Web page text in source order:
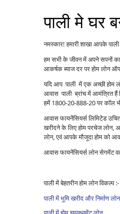
पाली मे घर
नमस्कार! हमारी शाखा आपके
हम सभी के जीवन में अपने सपनों
आकर्षक ब्याज दर पर होम लोन
यदि आप पाली में एक अच्छी होम
आवास पाली ब्रांच में आमंत्रित
हमें 1800-20-888-20 पर कॉल
आवास फायनेंसियर्स लिमिटेड
खरीदने के लिए होम परचेज लोन,
लोन, एवं आपके मौजूदा होम को
आवास फायनेंसियर्स लोन सेगमेंट
पाली में बेहतरीन होम लोन विकल्प :-
पाली में भूमि खरीद और निर्माण लोन